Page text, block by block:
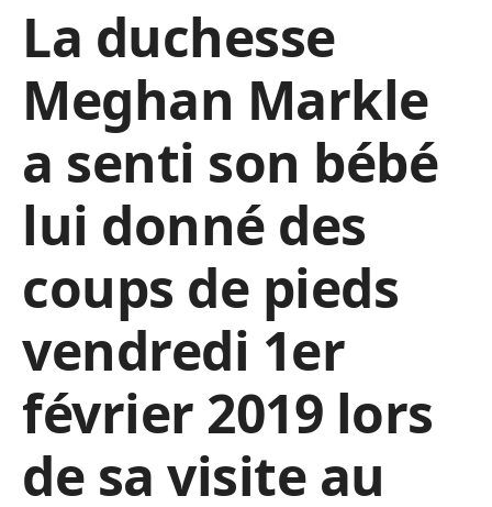
La duchesse
Meghan Markle
a senti son bébé
lui donné des
coups de pieds
vendredi 1er
février 2019 lors
de sa visite au